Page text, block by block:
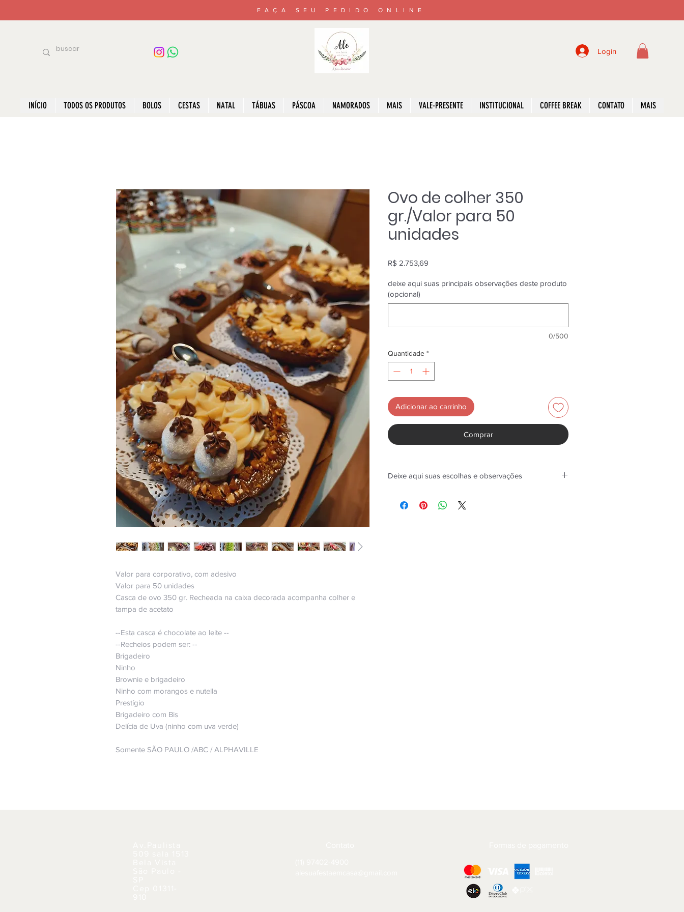
FAÇA SEU PEDIDO ONLINE
Login
INÍCIO TODOS OS PRODUTOS BOLOS CESTAS NATAL TÁBUAS PÁSCOA NAMORADOS MAIS VALE-PRESENTE INSTITUCIONAL COFFEE BREAK CONTATO MAIS
Valor para corporativo, com adesivo
Valor para 50 unidades
Casca de ovo 350 gr. Recheada na caixa decorada acompanha colher e
tampa de acetato
--Esta casca é chocolate ao leite --
--Recheios podem ser: --
Brigadeiro
Ninho
Brownie e brigadeiro
Ninho com morangos e nutella
Prestígio
Brigadeiro com Bis
Delícia de Uva (ninho com uva verde)
Somente SÃO PAULO /ABC / ALPHAVILLE
Ovo de colher 350
gr./Valor para 50
unidades
R$ 2.753,69
deixe aqui suas principais observações deste produto
(opcional)
0/500
Quantidade *
Adicionar ao carrinho
Comprar
Deixe aqui suas escolhas e observações